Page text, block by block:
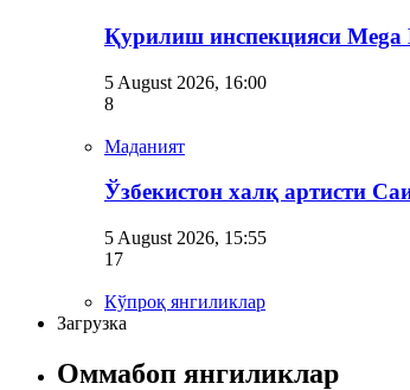
Қурилиш инспекцияси Мega
5 August 2026, 16:00
8
Маданият
Ўзбекистон халқ артисти
5 August 2026, 15:55
17
Кўпроқ янгиликлар
Загрузка
Оммабоп янгиликлар